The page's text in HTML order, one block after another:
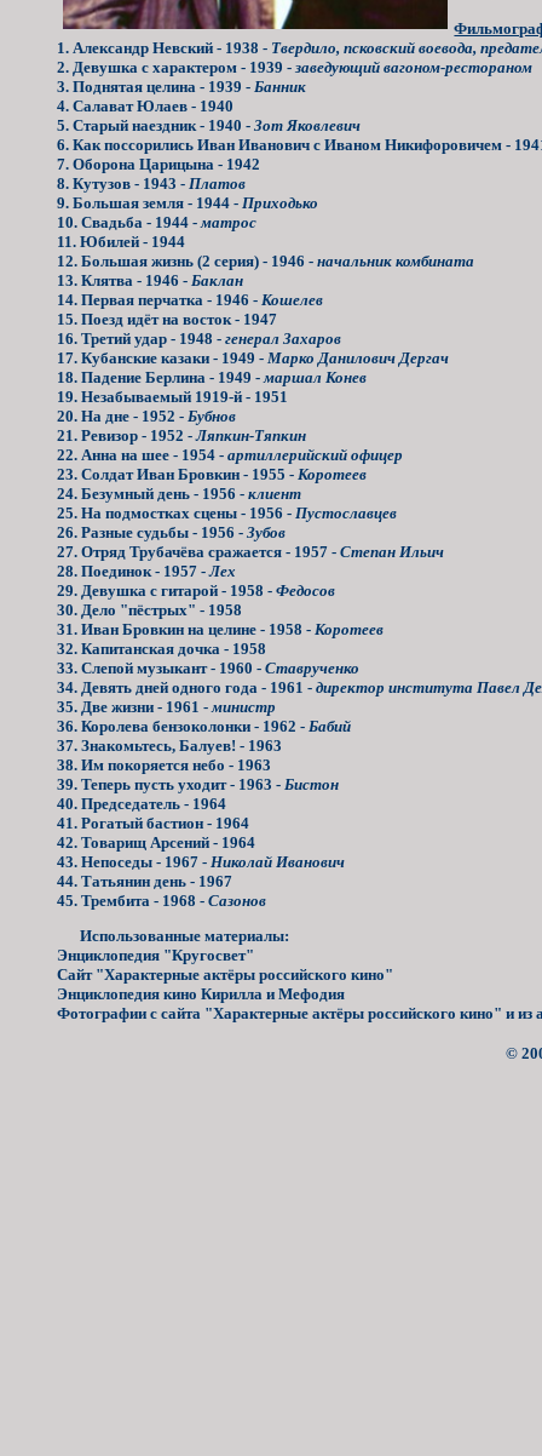
1. Александр Невский - 1938 - Твердило, псковский воевода,
2. Девушка с характером - 1939 -заведующий вагоном-рестораном
3. Поднятая целина - 1939 - Банник
4. Салават Юлаев - 1940
5. Старый наездник - 1940 -Зот Яковлевич
6. Как поссорились Иван Иванович с Иваном Никифоровичем -
7. Оборона Царицына - 1942
8. Кутузов - 1943 - Платов
9. Большая земля - 1944 - Приходько
10. Свадьба - 1944 - матрос
11. Юбилей - 1944
12. Большая жизнь (2 серия) - 1946 - начальник комбината
13. Клятва - 1946 - Баклан
14. Первая перчатка - 1946 - Кошелев
15. Поезд идёт на восток - 1947
16. Третий удар - 1948 - генерал Захаров
17. Кубанские казаки - 1949 - Марко Данилович Дергач
18. Падение Берлина - 1949 - маршал Конев
19. Незабываемый 1919-й - 1951
20. На дне - 1952 - Бубнов
21. Ревизор - 1952 -Ляпкин-Тяпкин
22. Анна на шее - 1954 -артиллерийский офицер
23. Солдат Иван Бровкин - 1955 - Коротеев
24. Безумный день - 1956 -клиент
25. На подмостках сцены - 1956 - Пустославцев
26. Разные судьбы - 1956 -Зубов
27. Отряд Трубачёва сражается - 1957 -Степан Ильич
28. Поединок - 1957 -Лех
29. Девушка с гитарой - 1958 -Федосов
30. Дело "пёстрых" - 1958
31. Иван Бровкин на целине - 1958 - Коротеев
32. Капитанская дочка - 1958
33. Слепой музыкант - 1960 -Ставрученко
34. Девять дней одного года - 1961 -директор института Павел
35. Две жизни - 1961 - министр
36. Королева бензоколонки - 1962 - Бабий
37. Знакомьтесь, Балуев! - 1963
38. Им покоряется небо - 1963
39. Теперь пусть уходит - 1963 - Бистон
40. Председатель - 1964
41. Рогатый бастион - 1964
42. Товарищ Арсений - 1964
43. Непоседы - 1967 - Николай Иванович
44. Татьянин день - 1967
45. Трембита - 1968 -Сазонов
Использованные материалы:
Энциклопедия "Кругосвет"
Сайт "Характерные актёры российского кино"
Энциклопедия кино Кирилла и Мефодия
Фотографии с сайта "Характерные актёры российского кино" и из
©